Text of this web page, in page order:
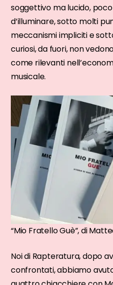
soggettivo ma lucido,
d’illuminare, sotto molti
meccanismi impliciti e
curiosi, da fuori, non
come rilevanti
musicale.
“Mio Fratello Guè”, di
Noi di Rapteratura, dopo
confrontati, abbiamo